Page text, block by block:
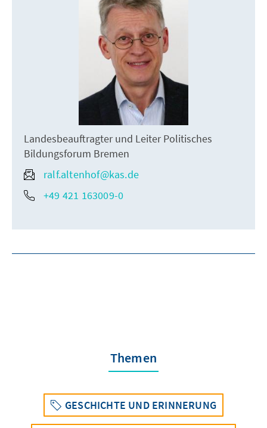
Landesbeauftragter und Leiter Politisches
Bildungsforum Bremen
ralf.altenhof@kas.de
+49 421 163009-0
Themen
GESCHICHTE UND ERINNERUNG